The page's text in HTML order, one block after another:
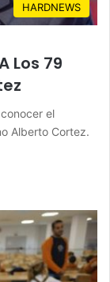
HARDNEWS
Los 79
el
Alberto Cortez.